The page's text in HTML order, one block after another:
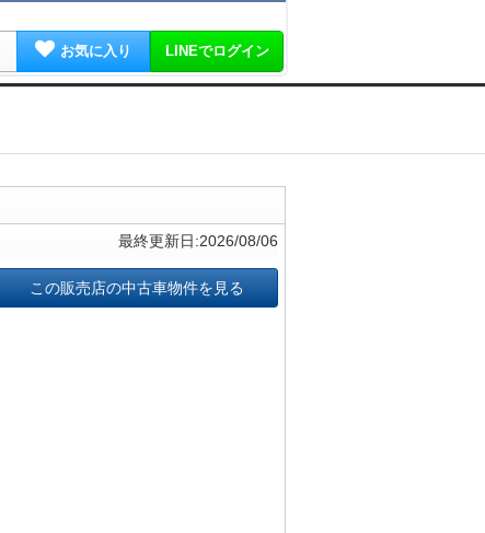
お気に入り LINEでログイン
最終更新日:2026/08/06
この販売店の中古車物件を見る